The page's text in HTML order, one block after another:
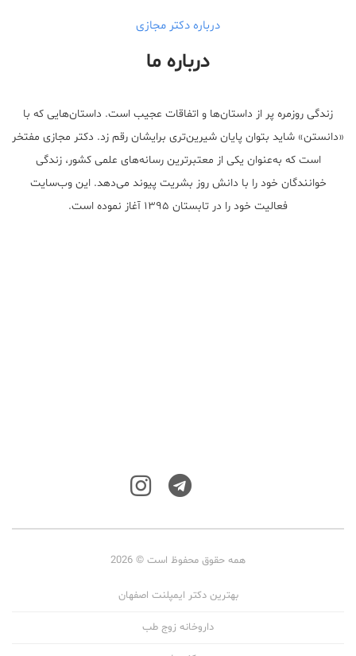
درباره دکتر مجازی
درباره ما
زندگی روزمره پر از داستان‌ها و اتفاقات عجیب است. داستان‌هایی که با
«دانستن» شاید بتوان پایان شیرین‌تری برایشان رقم زد. دکتر مجازی مفتخر
است که به‌عنوان یکی از معتبر‌ترین رسانه‌های علمی کشور، زندگی
خوانندگان خود را با دانش روز بشریت پیوند می‌دهد. این وب‌سایت
فعالیت خود را در تابستان ۱۳۹۵ آغاز نموده است.
بهترین دکتر ایمپلنت اصفهان
داروخانه زوج طب
کفی طبی
ایمپلنت اقساطی اصفهان
خدمات پرستاری در منزل غرب تهران
دکتر قلب شاهرود